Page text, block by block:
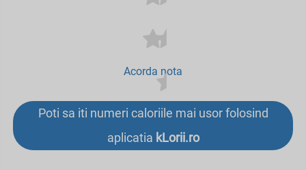
Acorda nota
Poti sa iti numeri caloriile mai usor folosind
aplicatia kLorii.ro